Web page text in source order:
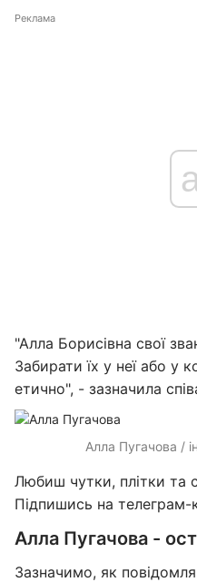
Реклама
"Алла Борисівна свої
Забирати їх у неї або у
етично", - зазначила
Алла Пугачова /
Любиш чутки, плітки та
Підпишись на телеграм-
Алла Пугачова -
Зазначимо, як